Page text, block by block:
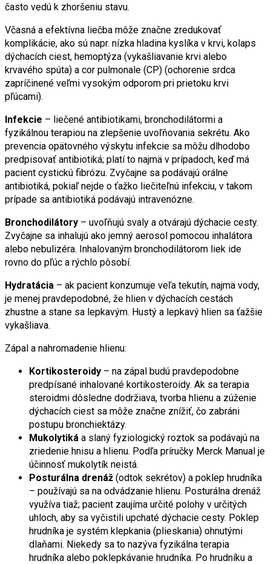
často vedú k zhoršeniu stavu.
Včasná a efektívna liečba môže značne zredukovať
komplikácie, ako sú napr. nízka hladina kyslíka v krvi, kolaps
dýchacích ciest, hemoptýza (vykašliavanie krvi alebo
krvavého spúta) a cor pulmonale (CP) (ochorenie srdca
zapríčinené veľmi vysokým odporom pri prietoku krvi
pľúcami).
Infekcie – liečené antibiotikami, bronchodilátormi a
fyzikálnou terapiou na zlepšenie uvoľňovania sekrétu. Ako
prevencia opätovného výskytu infekcie sa môžu dlhodobo
predpisovať antibiotiká; platí to najmä v prípadoch, keď má
pacient cystickú fibrózu. Zvyčajne sa podávajú orálne
antibiotiká, pokiaľ nejde o ťažko liečiteľnú infekciu, v takom
prípade sa antibiotiká podávajú intravenózne.
Bronchodilátory – uvoľňujú svaly a otvárajú dýchacie cesty.
Zvyčajne sa inhalujú ako jemný aerosol pomocou inhalátora
alebo nebulizéra. Inhalovaným bronchodilátorom liek ide
rovno do pľúc a rýchlo pôsobí.
Hydratácia – ak pacient konzumuje veľa tekutín, najmä vody,
je menej pravdepodobné, že hlien v dýchacích cestách
zhustne a stane sa lepkavým. Hustý a lepkavý hlien sa ťažšie
vykašliava.
Zápal a nahromadenie hlienu:
Kortikosteroidy – na zápal budú pravdepodobne
predpísané inhalované kortikosteroidy. Ak sa terapia
steroidmi dôsledne dodržiava, tvorba hlienu a zúženie
dýchacích ciest sa môže značne znížiť, čo zabráni
postupu bronchiektázy.
Mukolytiká a slaný fyziologický roztok sa podávajú na
zriedenie hnisu a hlienu. Podľa príručky Merck Manual je
účinnosť mukolytík neistá.
Posturálna drenáž (odtok sekrétov) a poklep hrudníka
– používajú sa na odvádzanie hlienu. Posturálna drenáž
využíva tiaž; pacient zaujíma určité polohy v určitých
uhloch, aby sa vyčistili upchaté dýchacie cesty. Poklep
hrudníka je systém klepkania (plieskania) ohnutými
dlaňami. Niekedy sa to nazýva fyzikálna terapia
hrudníka alebo poklepkávanie hrudníka. Po hrudníku a